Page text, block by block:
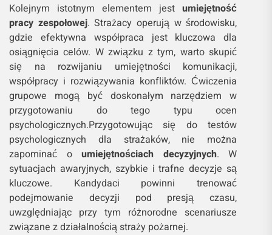
Kolejnym istotnym elementem jestumiejętność
pracy zespołowej. Strażacy operują w środowisku,
gdzie efektywna współpraca jest kluczowa dla
osiągnięcia celów. W związku z tym, warto skupić
się na rozwijaniu umiejętności komunikacji,
współpracy i rozwiązywania konfliktów. Ćwiczenia
grupowe mogą być doskonałym narzędziem w
przygotowaniu do tego typu ocen
psychologicznych.Przygotowując się do testów
psychologicznych dla strażaków, nie można
zapominać oumiejętnościach decyzyjnych. W
sytuacjach awaryjnych, szybkie i trafne decyzje są
kluczowe. Kandydaci powinni trenować
podejmowanie decyzji pod presją czasu,
uwzględniając przy tym różnorodne scenariusze
związane z działalnością straży pożarnej.